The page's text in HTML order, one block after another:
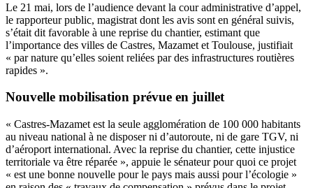
Le 21 mai, lors de l’audience devant la cour administrative d’appel,
le rapporteur public, magistrat dont les avis sont en général suivis,
s’était dit favorable à une reprise du chantier, estimant que
l’importance des villes de Castres, Mazamet et Toulouse, justifiait
« par nature qu’elles soient reliées par des infrastructures routières
rapides ».
Nouvelle mobilisation prévue en juillet
« Castres-Mazamet est la seule agglomération de 100 000 habitants
au niveau national à ne disposer ni d’autoroute, ni de gare TGV, ni
d’aéroport international. Avec la reprise du chantier, cette injustice
territoriale va être réparée », appuie le sénateur pour quoi ce projet
« est une bonne nouvelle pour le pays mais aussi pour l’écologie »